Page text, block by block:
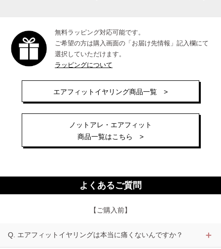
無料ラッピング対応可能です。
ご希望の方は購入画面の「お届け先情報」記入欄にて
選択していただけます。
ラッピングについて
エアフィットイヤリング商品一覧 >
ノットアレ・エアフィット
商品一覧はこちら >
よくあるご質問
【ご購入前】
Q. エアフィットイヤリングは本当に痛くないんですか？